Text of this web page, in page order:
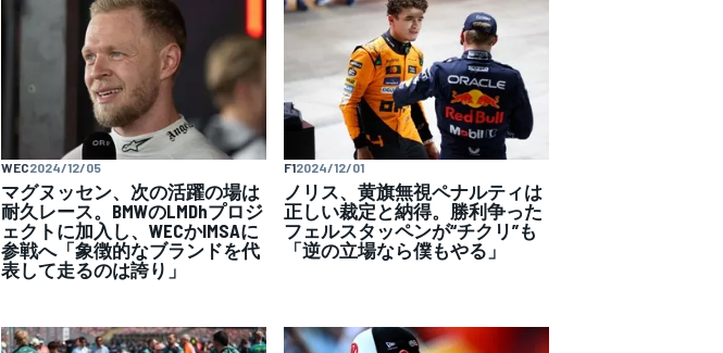
WEC2024/12/05
マグヌッセン、次の活躍の場は
耐久レース。BMWのLMDhプロジ
ェクトに加入し、WECかIMSAに
参戦へ「象徴的なブランドを代
表して走るのは誇り」
F12024/12/01
ノリス、黄旗無視ペナルティは
正しい裁定と納得。勝利争った
フェルスタッペンが“チクリ”も
「逆の立場なら僕もやる」